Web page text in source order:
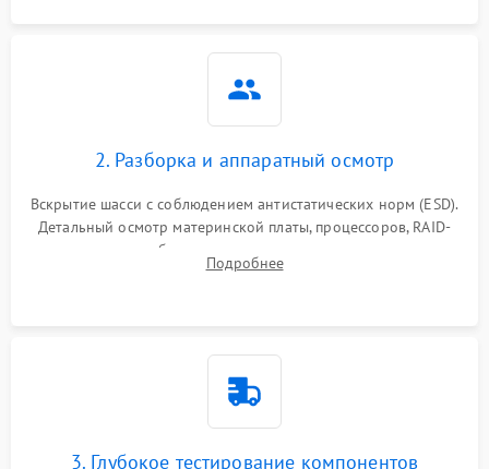
2. Разборка и аппаратный осмотр
Вскрытие шасси с соблюдением антистатических норм (ESD).
Детальный осмотр материнской платы, процессоров, RAID-
контроллеров и блоков питания на наличие термических
повреждений, прогаров или окислений.
Подробнее
3. Глубокое тестирование компонентов